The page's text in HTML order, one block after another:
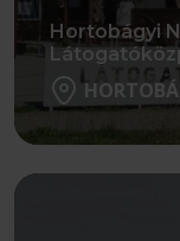
Hortobágyi